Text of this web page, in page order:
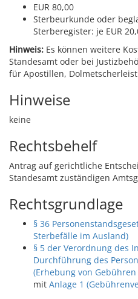
EUR 80,00
Sterbeurkunde oder
Sterberegister: je EUR
Hinweis: Es können weitere
Standesamt oder bei
für Apostillen,
Hinweise
keine
Rechtsbehelf
Antrag auf gerichtliche
Standesamt zuständigen
Rechtsgrundlage
§ 36
Sterbefälle im Ausland)
§ 5 der Verordnung des
Durchführung des
(Erhebung von
mit Anlage 1